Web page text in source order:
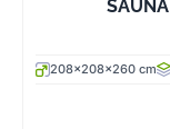
208x208x260 cm